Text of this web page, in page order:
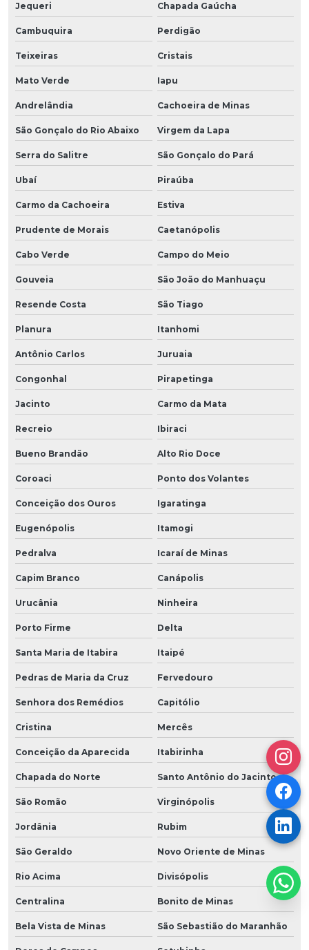
Jequeri Chapada Gaúcha
Cambuquira Perdigão
Teixeiras Cristais
Mato Verde Iapu
Andrelândia Cachoeira de Minas
São Gonçalo do Rio Abaixo Virgem da Lapa
Serra do Salitre São Gonçalo do Pará
Ubaí Piraúba
Carmo da Cachoeira Estiva
Prudente de Morais Caetanópolis
Cabo Verde Campo do Meio
Gouveia São João do Manhuaçu
Resende Costa São Tiago
Planura Itanhomi
Antônio Carlos Juruaia
Congonhal Pirapetinga
Jacinto Carmo da Mata
Recreio Ibiraci
Bueno Brandão Alto Rio Doce
Coroaci Ponto dos Volantes
Conceição dos Ouros Igaratinga
Eugenópolis Itamogi
Pedralva Icaraí de Minas
Capim Branco Canápolis
Urucânia Ninheira
Porto Firme Delta
Santa Maria de Itabira Itaipé
Pedras de Maria da Cruz Fervedouro
Senhora dos Remédios Capitólio
Cristina Mercês
Conceição da Aparecida Itabirinha
Chapada do Norte Santo Antônio do Jacinto
São Romão Virginópolis
Jordânia Rubim
São Geraldo Novo Oriente de Minas
Rio Acima Divisópolis
Centralina Bonito de Minas
Bela Vista de Minas São Sebastião do Maranhão